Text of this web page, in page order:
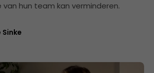
hun team kan verminderen.
Sinke